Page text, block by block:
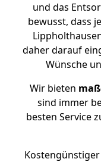
und das
bewusst, dass
daher darauf
Wünsche
Wir bieten
sind immer
besten Service